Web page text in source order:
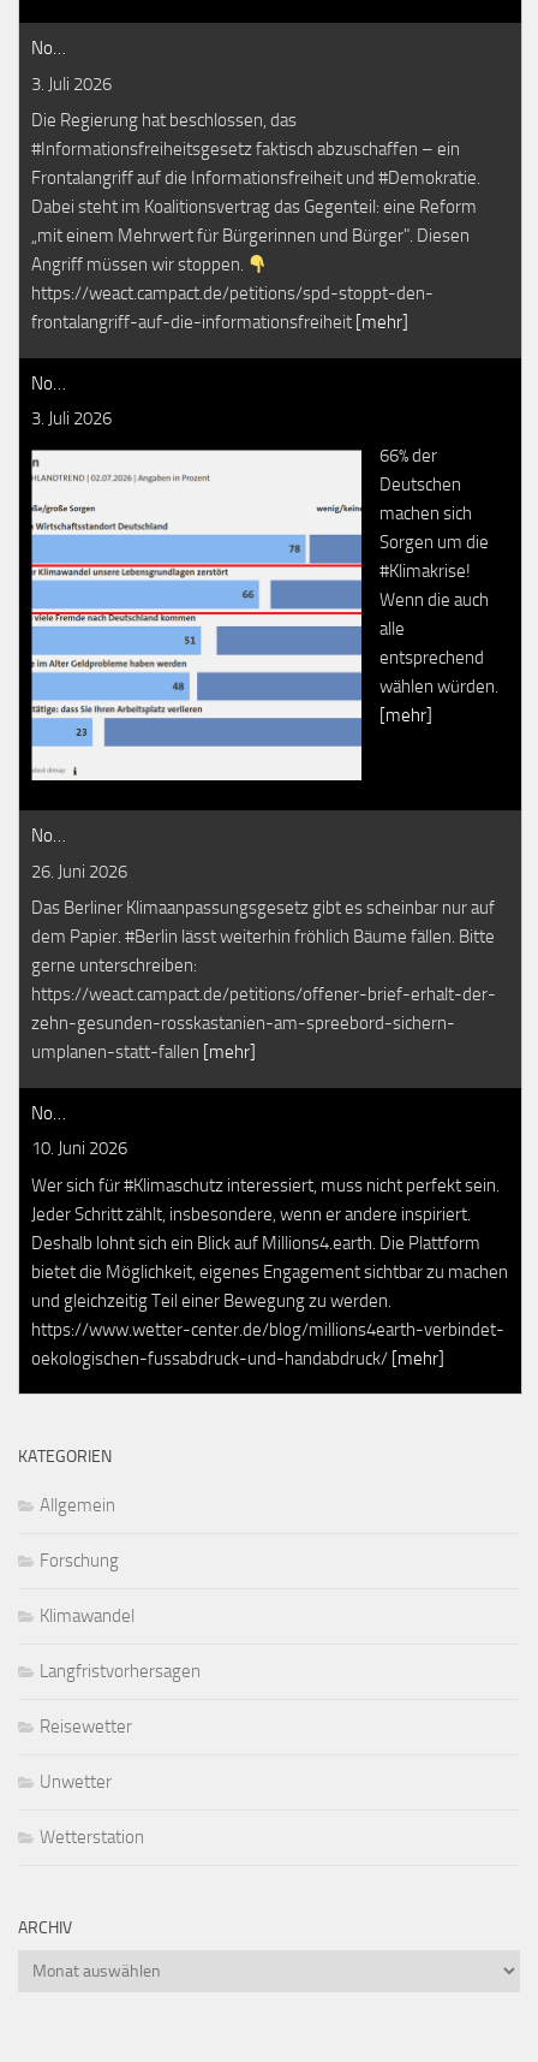
No…
3. Juli 2026
Die Regierung hat beschlossen, das
#Informationsfreiheitsgesetz faktisch abzuschaffen – ein
Frontalangriff auf die Informationsfreiheit und #Demokratie.
Dabei steht im Koalitionsvertrag das Gegenteil: eine Reform
„mit einem Mehrwert für Bürgerinnen und Bürger". Diesen
Angriff müssen wir stoppen.
https://weact.campact.de/petitions/spd-stoppt-den-
frontalangriff-auf-die-informationsfreiheit [mehr]
No…
3. Juli 2026
66% der
Deutschen
machen sich
Sorgen um die
#Klimakrise!
Wenn die auch
alle
entsprechend
wählen würden.
[mehr]
No…
26. Juni 2026
Das Berliner Klimaanpassungsgesetz gibt es scheinbar nur auf
dem Papier. #Berlin lässt weiterhin fröhlich Bäume fällen. Bitte
gerne unterschreiben:
https://weact.campact.de/petitions/offener-brief-erhalt-der-
zehn-gesunden-rosskastanien-am-spreebord-sichern-
umplanen-statt-fallen [mehr]
No…
10. Juni 2026
Wer sich für #Klimaschutz interessiert, muss nicht perfekt sein.
Jeder Schritt zählt, insbesondere, wenn er andere inspiriert.
Deshalb lohnt sich ein Blick auf Millions4.earth. Die Plattform
bietet die Möglichkeit, eigenes Engagement sichtbar zu machen
und gleichzeitig Teil einer Bewegung zu werden.
https://www.wetter-center.de/blog/millions4earth-verbindet-
oekologischen-fussabdruck-und-handabdruck/ [mehr]
KATEGORIEN
Allgemein
Forschung
Klimawandel
Langfristvorhersagen
Reisewetter
Unwetter
Wetterstation
ARCHIV
Archiv